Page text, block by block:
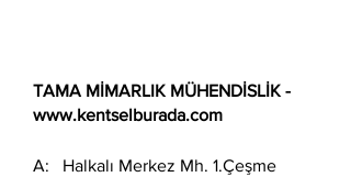
TAMA MİMARLIK MÜHENDİSLİK -
www.kentselburada.com
A: Halkalı Merkez Mh. 1.Çeşme